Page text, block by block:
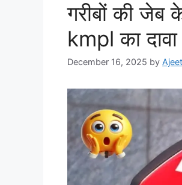
गरीबों की जेब
kmpl का
December 16, 2025 by